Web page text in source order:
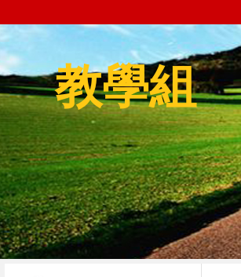
教學組